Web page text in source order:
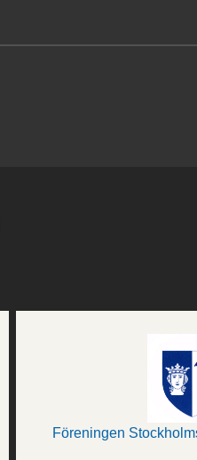
Föreningen